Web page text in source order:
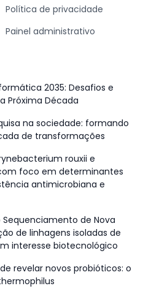
Política de privacidade
Painel administrativo
2035: Desafios e
Próxima Década
na sociedade: formando
de transformações
rouxii e
foco em determinantes
antimicrobiana e
de Nova
de linhagens isoladas de
interesse biotecnológico
revelar novos probióticos: o